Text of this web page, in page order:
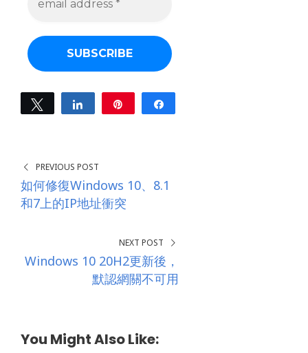
a
d
r
e
s
Tweet Share
PREVIOUS POST
如何修復Windows 10、8.1
和7上的IP地址衝突
NEXT POST
Windows 10 20H2更新後，
默認網關不可用
You Might Also Like: